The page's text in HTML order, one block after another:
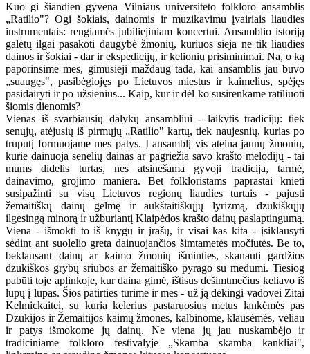
Kuo gi šiandien gyvena Vilniaus universiteto folkloro ansamblis
„Ratilio"? Ogi šokiais, dainomis ir muzikavimu įvairiais liaudies
instrumentais: rengiamės jubiliejiniam koncertui. Ansamblio istoriją
galėtų ilgai pasakoti daugybė žmonių, kuriuos sieja ne tik liaudies
dainos ir šokiai - dar ir ekspedicijų, ir kelionių prisiminimai. Na, o ką
paporinsime mes, gimusieji maždaug tada, kai ansamblis jau buvo
„suaugęs", pasibėgiojęs po Lietuvos miestus ir kaimelius, spėjęs
pasidairyti ir po užsienius... Kaip, kur ir dėl ko susirenkame ratiliuoti
šiomis dienomis?
Vienas iš svarbiausių dalykų ansambliui - laikytis tradicijų: tiek
senųjų, atėjusių iš pirmųjų „Ratilio" kartų, tiek naujesnių, kurias po
truputį formuojame mes patys. Į ansamblį vis ateina jaunų žmonių,
kurie dainuoja senelių dainas ar pagriežia savo krašto melodijų - tai
mums didelis turtas, nes atsinešama gyvoji tradicija, tarmė,
dainavimo, grojimo maniera. Bet folkloristams paprastai knieti
susipažinti su visų Lietuvos regionų liaudies turtais - pajusti
žemaitiškų dainų gelmę ir aukštaitiškųjų lyrizmą, dzūkiškųjų
ilgesingą minorą ir užburiantį Klaipėdos krašto dainų paslaptingumą.
Viena - išmokti to iš knygų ir įrašų, ir visai kas kita - įsiklausyti
sėdint ant suolelio greta dainuojančios šimtametės močiutės. Be to,
beklausant dainų ar kaimo žmonių išminties, skanauti gardžios
dzūkiškos grybų sriubos ar žemaitiško pyrago su medumi. Tiesiog
pabūti toje aplinkoje, kur daina gimė, ištisus dešimtmečius keliavo iš
lūpų į lūpas. Šios patirties turime ir mes - už ją dėkingi vadovei Zitai
Kelmickaitei, su kuria kelerius pastaruosius metus lankėmės pas
Dzūkijos ir Žemaitijos kaimų žmones, kalbinome, klausėmės, vėliau
ir patys išmokome jų dainų. Ne viena jų jau nuskambėjo ir
tradiciniame folkloro festivalyje „Skamba skamba kankliai",